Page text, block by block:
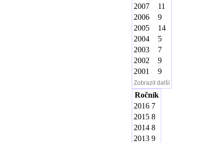
2007
11
2006
9
2005
14
2004
5
2003
7
2002
9
2001
9
Zobrazit další
Ročník
2016 7
2015 8
2014 8
2013 9